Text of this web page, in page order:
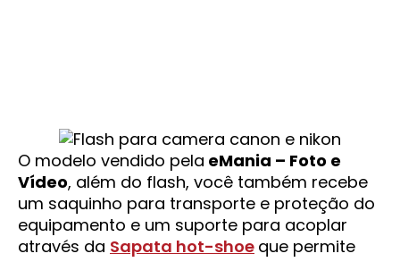
O modelo vendido pela eMania – Foto e
Vídeo, além do flash, você também recebe
um saquinho para transporte e proteção do
equipamento e um suporte para acoplar
através da Sapata hot-shoe que permite